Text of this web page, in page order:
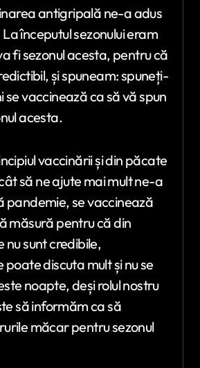
antigripală ne-a adus
începutul sezonului eram
fi sezonul acesta, pentru că
și spuneam: spuneți-
se vaccinează ca să vă spun
acesta.
vaccinării și din păcate
să ne ajute mai mult ne-a
pandemie, se vaccinează
măsură pentru că din
nu sunt credibile,
discuta mult și nu se
noapte, deși rolul nostru
să informăm ca să
măcar pentru sezonul